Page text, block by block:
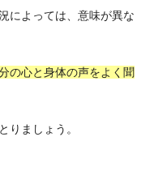
によっては、意味が異な
の心と身体の声をよく聞
りましょう。